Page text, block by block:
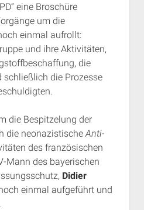
eine Broschüre
um die
einmal aufrollt:
und ihre Aktivitäten,
die
die Prozesse
die Bespitzelung der
die neonazistische Anti-
des französischen
Mann des bayerischen
Didier
einmal aufgeführt und